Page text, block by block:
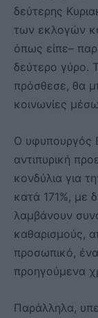
δεύτερης
των εκλογών
όπως είπε–
δεύτερο γύρο.
πρόσθεσε, θα
κοινωνίες
Ο υφυπουργός
αντιπυρική
κονδύλια για
κατά 171%, με
λαμβάνουν
καθαρισμούς,
προσωπικό,
προηγούμενα
Παράλληλα,